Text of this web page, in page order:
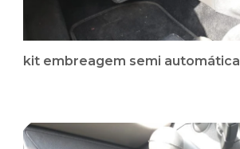
kit embreagem semi automática